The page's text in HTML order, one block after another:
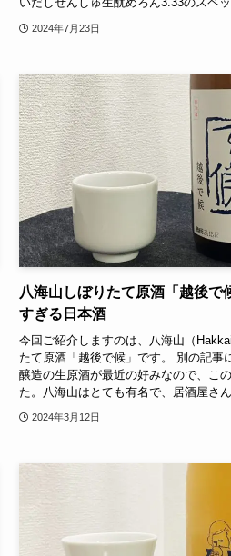
2024年7月23日
八海山しぼりたて原酒「越後で
すぎる日本酒
今回ご紹介しますのは、八海山（
たて原酒「越後で候」です。 別の記事
醸造の生原酒が最近の好みなので、こ
た。八海山はとても有名で、居酒屋さ
2024年3月12日